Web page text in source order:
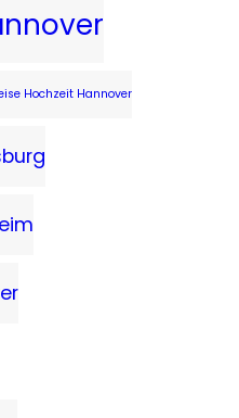
Hochzeit Hannover